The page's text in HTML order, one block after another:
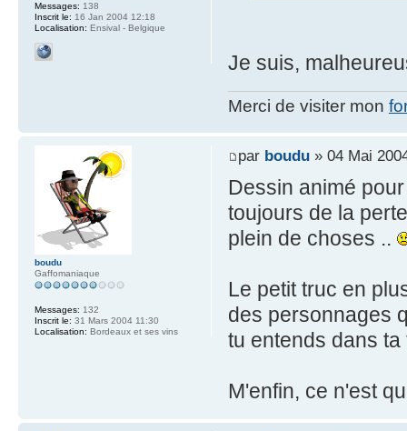
Je suis,
Merci de visiter mon
Messages: 138
Inscrit le: 16 Jan 2004 12:18
Localisation: Ensival - Belgique
par boudu» 04 Mai
Dessin animé
toujours de la
plein de choses ..
Le petit truc en
des personnages
tu entends dans
M'enfin, ce n'est
boudu
Gaffomaniaque
Messages: 132
Inscrit le: 31 Mars 2004 11:30
Localisation: Bordeaux et ses vins